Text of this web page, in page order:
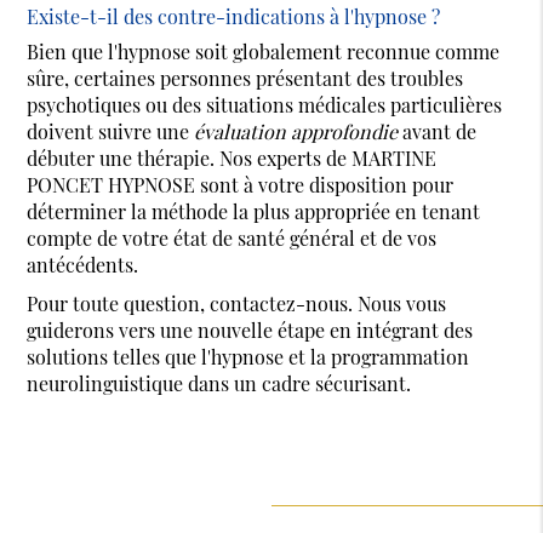
Existe-t-il des contre-indications à l'hypnose ?
Bien que l'hypnose soit globalement reconnue comme
sûre, certaines personnes présentant des troubles
psychotiques ou des situations médicales particulières
doivent suivre une évaluation approfondieavant de
débuter une thérapie. Nos experts de MARTINE
PONCET HYPNOSE sont à votre disposition pour
déterminer la méthode la plus appropriée en tenant
compte de votre état de santé général et de vos
antécédents.
Pour toute question, contactez-nous. Nous vous
guiderons vers une nouvelle étape en intégrant des
solutions telles que l'hypnose et la programmation
neurolinguistique dans un cadre sécurisant.